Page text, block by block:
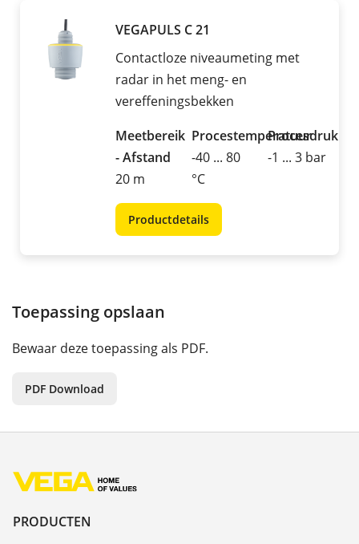
VEGAPULS C 21
Contactloze niveaumeting met
radar in het meng- en
vereffeningsbekken
Meetbereik
- Afstand
20 m
Procestemperatuur
-40 ... 80
°C
Procesdruk
-1 ... 3 bar
Productdetails
Toepassing opslaan
Bewaar deze toepassing als PDF.
PDF Download
PRODUCTEN